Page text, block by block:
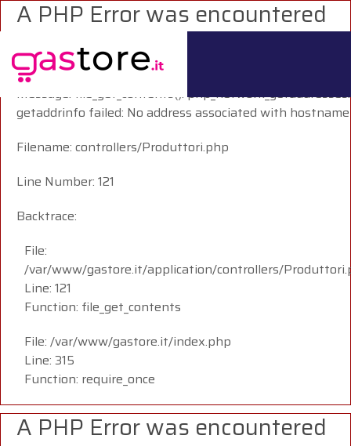
A PHP Error was encountered
Severity: Warning
Message: file_get_contents(): php_network_getaddresses:
getaddrinfo failed: No address associated with hostname
Filename: controllers/Produttori.php
Line Number: 121
Backtrace:
File:
/var/www/gastore.it/application/controllers/
Line: 121
Function: file_get_contents
File: /var/www/gastore.it/index.php
Line: 315
Function: require_once
A PHP Error was encountered